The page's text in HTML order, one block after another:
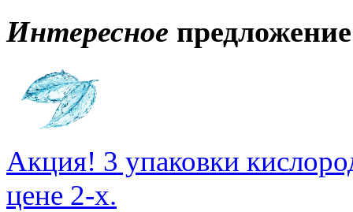
Интересное предложение
Акция! 3 упаковки
цене 2-х.